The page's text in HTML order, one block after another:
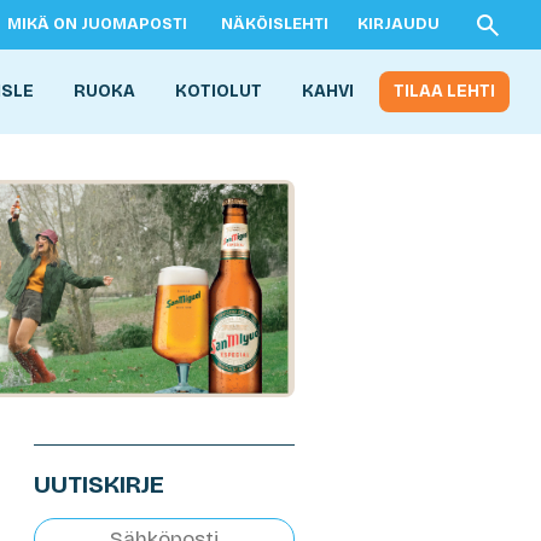
MIKÄ ON JUOMAPOSTI NÄKÖISLEHTI KIRJAUDU
RUOKA KOTIOLUT KAHVI TILAA LEHTI
UUTISKIRJE